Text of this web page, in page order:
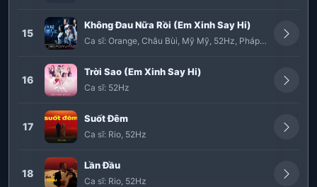
15
Không Đau Nữa Rồi (Em Xinh Say Hi)
Ca sĩ: Orange, Châu Bùi, Mỹ Mỹ, 52Hz, Pháp Kiều
16
Trời Sao (Em Xinh Say Hi)
Ca sĩ: 52Hz
17
Suốt Đêm
Ca sĩ: Rio, 52Hz
18
Lần Đầu
Ca sĩ: Rio, 52Hz